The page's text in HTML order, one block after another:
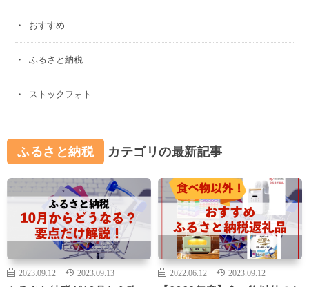
おすすめ
ふるさと納税
ストックフォト
ふるさと納税 カテゴリの最新記事
2023.09.12 2023.09.13 2022.06.12 2023.09.12